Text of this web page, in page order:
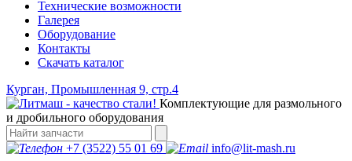
Технические возможности
Галерея
Оборудование
Контакты
Скачать каталог
Курган, Промышленная 9, стр.4
Комплектующие для размольного
и дробильного оборудования
+7 (3522) 55 01 69
info@lit-mash.ru